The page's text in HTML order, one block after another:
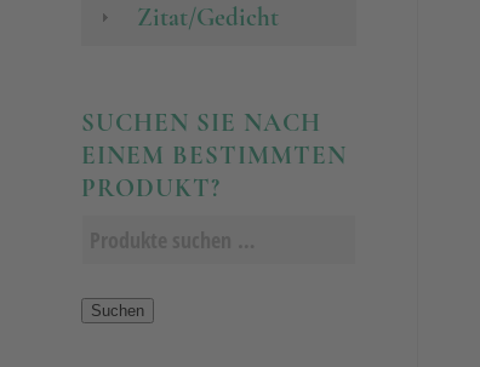
Zitat/Gedicht
SUCHEN SIE NACH
EINEM BESTIMMTEN
PRODUKT?
Suchen